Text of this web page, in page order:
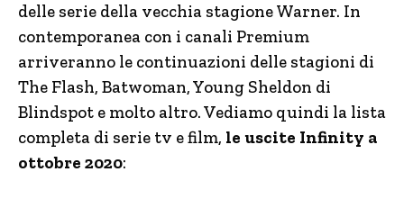
delle serie della vecchia stagione Warner. In
contemporanea con i canali Premium
arriveranno le continuazioni delle stagioni di
The Flash, Batwoman, Young Sheldon di
Blindspot e molto altro. Vediamo quindi la lista
completa di serie tv e film, le uscite Infinity a
ottobre 2020: